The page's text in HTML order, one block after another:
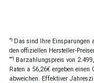
*) Das sind Ihre Einsparungen
den offiziellen Hersteller-
**) Barzahlungspreis von
Raten a 56,26€ ergeben einen
abweichen. Effektiver